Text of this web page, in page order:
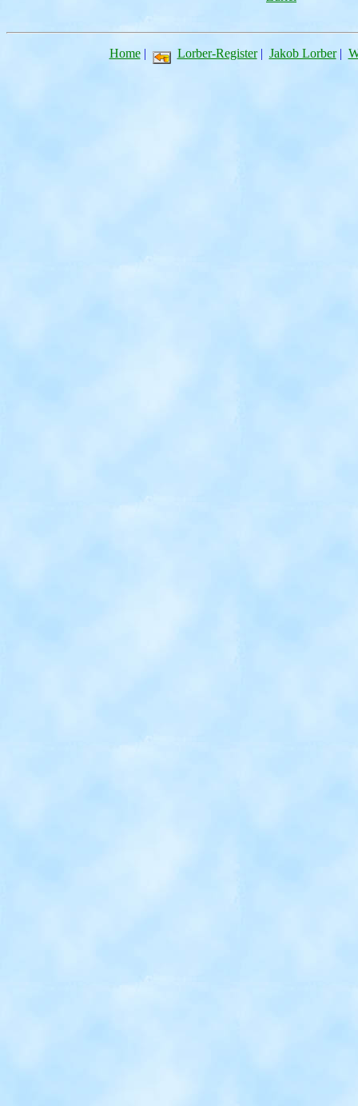
Home| Lorber-Register| Jakob Lorber|